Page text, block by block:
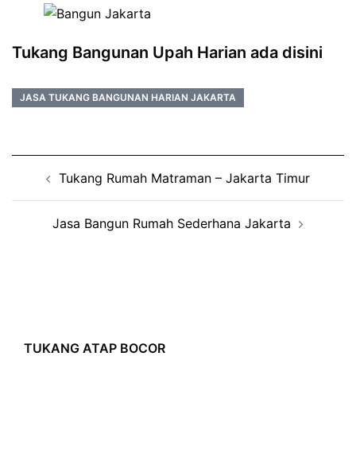
Tukang Bangunan Upah Harian ada disini
JASA TUKANG BANGUNAN HARIAN JAKARTA
navigation
Tukang Rumah Matraman – Jakarta Timur
Jasa Bangun Rumah Sederhana Jakarta
TUKANG ATAP BOCOR